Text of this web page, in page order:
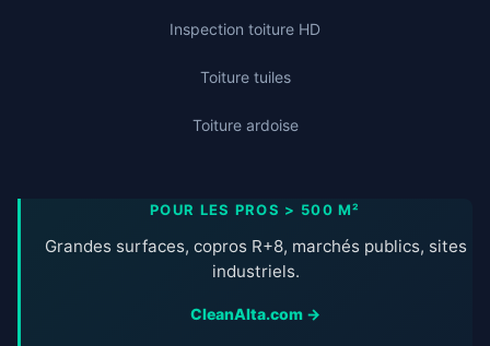
Inspection toiture HD
Toiture tuiles
Toiture ardoise
POUR LES PROS > 500 M²
Grandes surfaces, copros R+8, marchés publics, sites
industriels.
CleanAlta.com →